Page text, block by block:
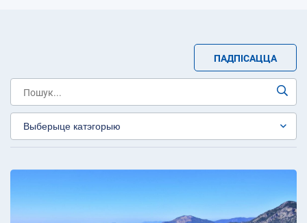
ПАДПІСАЦЦА